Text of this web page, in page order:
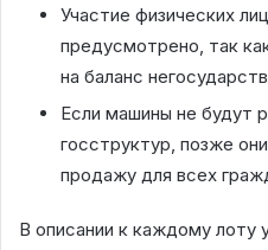
Участие физических
предусмотрено, так
на баланс
Если машины не будут
госструктур, позже
продажу для всех
В описании к каждому лоту